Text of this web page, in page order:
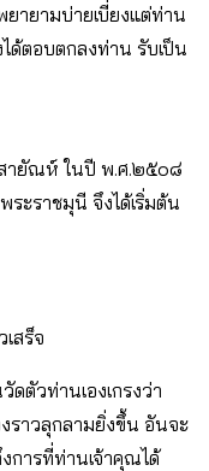
ายามบ่ายเบี่ยงแต่ท่าน
ด้ตอบตกลงท่าน รับเป็น
สายัณห์ ในปี พ.ศ.๒๕๐๘
ะราชมุนี จึงได้เริ่มต้น
สร็จ
ตัวท่านเองเกรงว่า
ราวลุกลามยิ่งขึ้น อันจะ
การที่ท่านเจ้าคุณได้